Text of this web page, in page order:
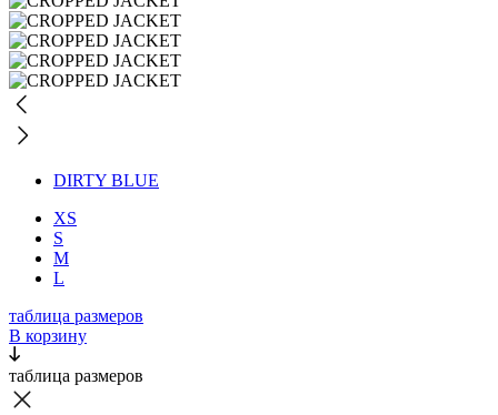
DIRTY BLUE
XS
S
M
L
таблица размеров
В корзину
таблица размеров